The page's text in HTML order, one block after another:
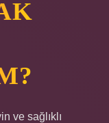
ve sağlıklı